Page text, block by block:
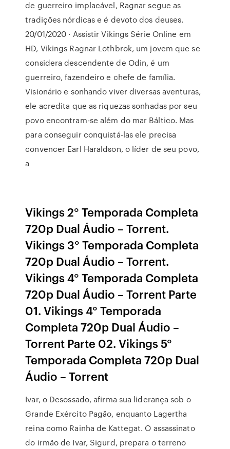
de guerreiro implacável, Ragnar segue as
tradições nórdicas e é devoto dos deuses.
20/01/2020 · Assistir Vikings Série Online em
HD, Vikings Ragnar Lothbrok, um jovem que se
considera descendente de Odin, é um
guerreiro, fazendeiro e chefe de família.
Visionário e sonhando viver diversas aventuras,
ele acredita que as riquezas sonhadas por seu
povo encontram-se além do mar Báltico. Mas
para conseguir conquistá-las ele precisa
convencer Earl Haraldson, o líder de seu povo,
a
Vikings 2° Temporada Completa
720p Dual Áudio – Torrent.
Vikings 3° Temporada Completa
720p Dual Áudio – Torrent.
Vikings 4° Temporada Completa
720p Dual Áudio – Torrent Parte
01. Vikings 4° Temporada
Completa 720p Dual Áudio –
Torrent Parte 02. Vikings 5°
Temporada Completa 720p Dual
Áudio – Torrent
Ivar, o Desossado, afirma sua liderança sob o
Grande Exército Pagão, enquanto Lagertha
reina como Rainha de Kattegat. O assassinato
do irmão de Ivar, Sigurd, prepara o terreno